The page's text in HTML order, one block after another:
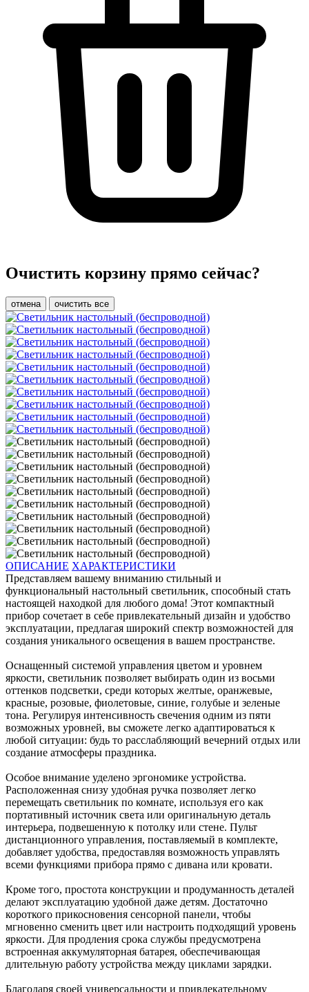
Очистить корзину прямо сейчас?
отмена очистить все
ОПИСАНИЕ ХАРАКТЕРИСТИКИ
Представляем вашему вниманию стильный и
функциональный настольный светильник, способный стать
настоящей находкой для любого дома! Этот компактный
прибор сочетает в себе привлекательный дизайн и удобство
эксплуатации, предлагая широкий спектр возможностей для
создания уникального освещения в вашем пространстве.
Оснащенный системой управления цветом и уровнем
яркости, светильник позволяет выбирать один из восьми
оттенков подсветки, среди которых желтые, оранжевые,
красные, розовые, фиолетовые, синие, голубые и зеленые
тона. Регулируя интенсивность свечения одним из пяти
возможных уровней, вы сможете легко адаптироваться к
любой ситуации: будь то расслабляющий вечерний отдых или
создание атмосферы праздника.
Особое внимание уделено эргономике устройства.
Расположенная снизу удобная ручка позволяет легко
перемещать светильник по комнате, используя его как
портативный источник света или оригинальную деталь
интерьера, подвешенную к потолку или стене. Пульт
дистанционного управления, поставляемый в комплекте,
добавляет удобства, предоставляя возможность управлять
всеми функциями прибора прямо с дивана или кровати.
Кроме того, простота конструкции и продуманность деталей
делают эксплуатацию удобной даже детям. Достаточно
короткого прикосновения сенсорной панели, чтобы
мгновенно сменить цвет или настроить подходящий уровень
яркости. Для продления срока службы предусмотрена
встроенная аккумуляторная батарея, обеспечивающая
длительную работу устройства между циклами зарядки.
Благодаря своей универсальности и привлекательному